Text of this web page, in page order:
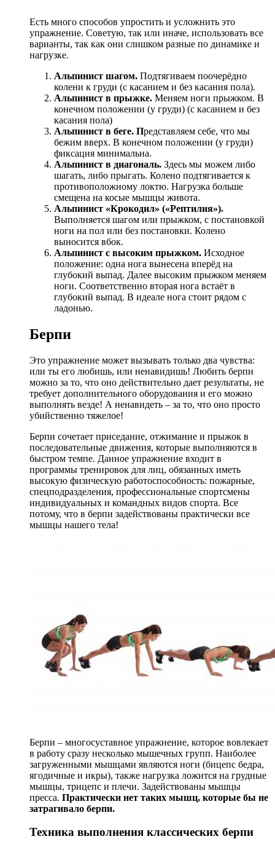
Есть много способов упростить и усложнить это
упражнение. Советую, так или иначе, использовать все
варианты, так как они слишком разные по динамике и
нагрузке.
Альпинист шагом. Подтягиваем поочерёдно
колени к груди (с касанием и без касания пола).
Альпинист в прыжке. Меняем ноги прыжком. В
конечном положении (у груди) (с касанием и без
касания пола)
Альпинист в беге. Представляем себе, что мы
бежим вверх. В конечном положении (у груди)
фиксация минимальна.
Альпинист в диагональ. Здесь мы можем либо
шагать, либо прыгать. Колено подтягивается к
противоположному локтю. Нагрузка больше
смещена на косые мышцы живота.
Альпинист «Крокодил» («Рептилия»).
Выполняется шагом или прыжком, с постановкой
ноги на пол или без постановки. Колено
выносится вбок.
Альпинист с высоким прыжком. Исходное
положение: одна нога вынесена вперёд на
глубокий выпад. Далее высоким прыжком меняем
ноги. Соответственно вторая нога встаёт в
глубокий выпад. В идеале нога стоит рядом с
ладонью.
Берпи
Это упражнение может вызывать только два чувства:
или ты его любишь, или ненавидишь! Любить берпи
можно за то, что оно действительно дает результаты, не
требует дополнительного оборудования и его можно
выполнять везде! А ненавидеть – за то, что оно просто
убийственно тяжелое!
Берпи сочетает приседание, отжимание и прыжок в
последовательные движения, которые выполняются в
быстром темпе. Данное упражнение входит в
программы тренировок для лиц, обязанных иметь
высокую физическую работоспособность: пожарные,
спецподразделения, профессиональные спортсмены
индивидуальных и командных видов спорта. Все
потому, что в берпи задействованы практически все
мышцы нашего тела!
Берпи – многосуставное упражнение, которое вовлекает
в работу сразу несколько мышечных групп. Наиболее
загруженными мышцами являются ноги (бицепс бедра,
ягодичные и икры), также нагрузка ложится на грудные
мышцы, трицепс и плечи. Задействованы мышцы
пресса. Практически нет таких мышц, которые бы не
затрагивало берпи.
Техника выполнения классических берпи